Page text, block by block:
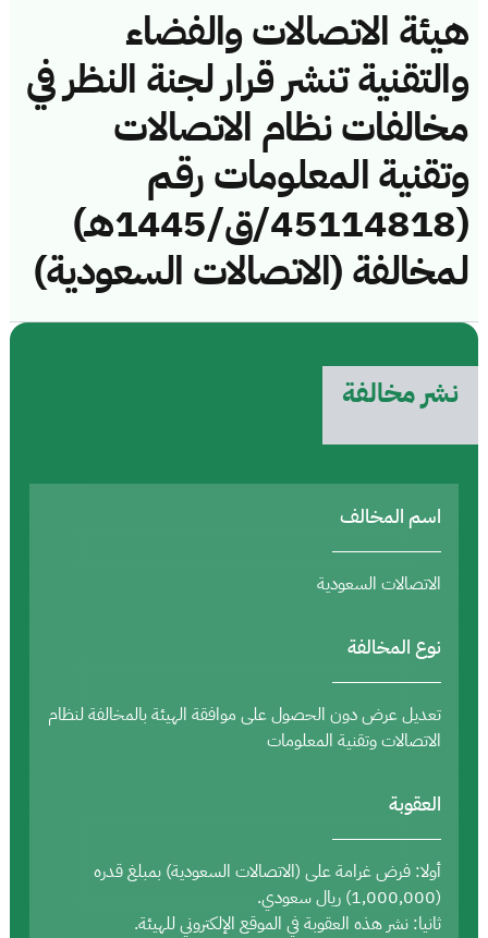
هيئة الاتصالات والفضاء
والتقنية تنشر قرار لجنة النظر في
مخالفات نظام الاتصالات
وتقنية المعلومات رقم
(45114818/ق/1445هـ)
لمخالفة (الاتصالات السعودية)
نشر مخالفة
اسم المخالف
الاتصالات السعودية
نوع المخالفة
تعديل عرض دون الحصول على موافقة الهيئة بالمخالفة لنظام
الاتصالات وتقنية المعلومات
العقوبة
أولا: فرض غرامة على (الاتصالات السعودية) بمبلغ قدره
(1,000,000) ريال سعودي.
ثانيا: نشر هذه العقوبة في الموقع الإلكتروني للهيئة.